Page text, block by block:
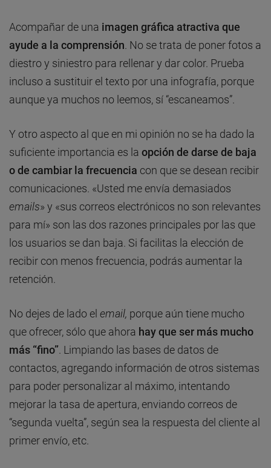
Acompañar de una imagen gráfica atractiva que
ayude a la comprensión. No se trata de poner fotos a
diestro y siniestro para rellenar y dar color. Prueba
incluso a sustituir el texto por una infografía, porque
aunque ya muchos no leemos, sí “escaneamos”.
Y otro aspecto al que en mi opinión no se ha dado la
suficiente importancia es la opción de darse de baja
o de cambiar la frecuencia con que se desean recibir
comunicaciones. «Usted me envía demasiados
emails» y «sus correos electrónicos no son relevantes
para mí» son las dos razones principales por las que
los usuarios se dan baja. Si facilitas la elección de
recibir con menos frecuencia, podrás aumentar la
retención.
No dejes de lado el email, porque aún tiene mucho
que ofrecer, sólo que ahora hay que ser más mucho
más “fino”. Limpiando las bases de datos de
contactos, agregando información de otros sistemas
para poder personalizar al máximo, intentando
mejorar la tasa de apertura, enviando correos de
“segunda vuelta”, según sea la respuesta del cliente al
primer envío, etc.